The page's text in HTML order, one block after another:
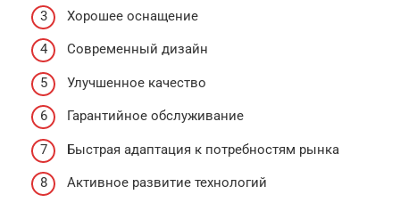
Хорошее оснащение
Современный дизайн
Улучшенное качество
Гарантийное обслуживание
Быстрая адаптация к потребностям рынка
Активное развитие технологий